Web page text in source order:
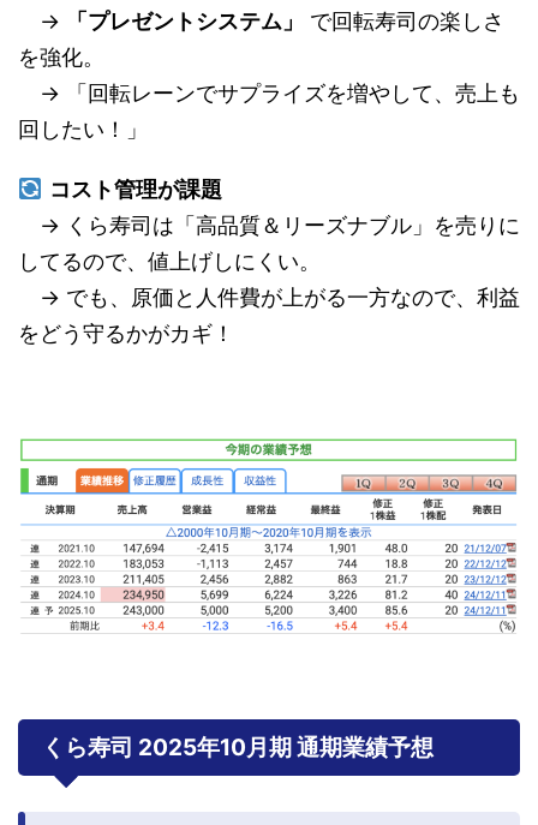
→
「プレゼントシステム」
で回転寿司の楽しさ
を強化。
→ 「回転レーンでサプライズを増やして、売上も
回したい！」
コスト管理が課題
→ くら寿司は「高品質＆リーズナブル」を売りに
してるので、値上げしにくい。
→ でも、原価と人件費が上がる一方なので、利益
をどう守るかがカギ！
くら寿司 2025年10月期 通期業績予想